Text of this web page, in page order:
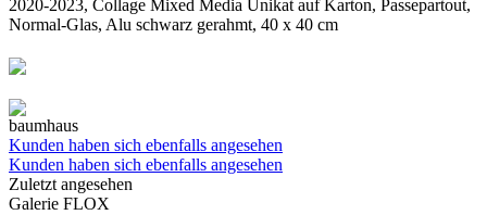
2020-2023, Collage Mixed Media Unikat auf Karton, Passepartout,
Normal-Glas, Alu schwarz gerahmt, 40 x 40 cm
Kunden haben sich ebenfalls angesehen
Kunden haben sich ebenfalls angesehen
Zuletzt angesehen
Galerie FLOX